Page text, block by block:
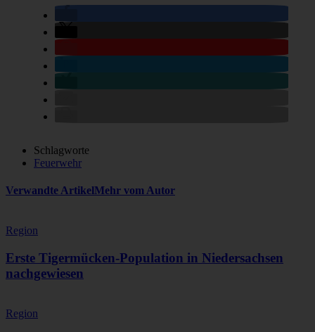
Schlagworte
Feuerwehr
Verwandte ArtikelMehr vom Autor
Region
Erste Tigermücken-Population in Niedersachsen
nachgewiesen
Region